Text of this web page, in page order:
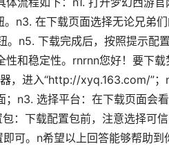
n3. 在下载页面选择无论兄弟
n5. 下载完成后，按照提示配置
和稳定性。rnrnn您好！要下载
，进入“http://xyq.163.com/”
n3. 选择平台：在下载页面会
：下载配置包前，注意选择可
可。n希望以上回答能够帮助到